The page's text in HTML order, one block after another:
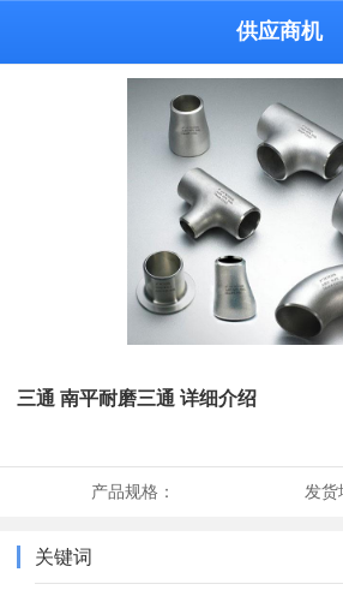
供应商机
三通 南平耐磨三通 详细介绍
产品规格： 发货
关键词